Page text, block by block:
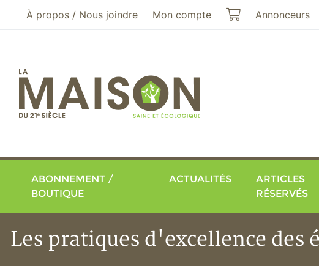
Aller au menu principal
Aller au contenu principal
À propos / Nous joindre Mon compte Mon panier
Annonceurs
ABONNEMENT /
BOUTIQUE
ACTUALITÉS
ARTICLES
RÉSERVÉS
Les pratiques d'excellence des